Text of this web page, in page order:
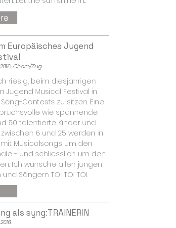
Europäisches Jugend
Cham/Zug
riesig, beim diesjährigen
Jugend Musical Festival in
Contests zu sitzen. Eine
wie spannende
50 talentierte Kinder und
6 und 25 werden in
Musicalsongs um den
- und schliesslich um den
Ich wünsche allen jungen
Sängern TOI TOI TOI.
als syng:TRAINERIN